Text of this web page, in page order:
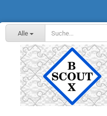
Alle